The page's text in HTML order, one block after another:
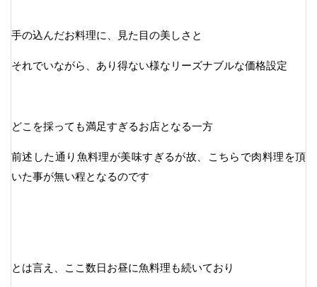
手の込んだお料理に、見た目の美しさと
それでいながら、あり得ない様なリーズナブルな価格設定
どこを採っても満足すぎるお店となる一方
前述した通り魚料理が美味すぎるが故、こちらで肉料理を頂
いた事が無い程となるのです
とは言え、ここ数日お昼に魚料理も続いており